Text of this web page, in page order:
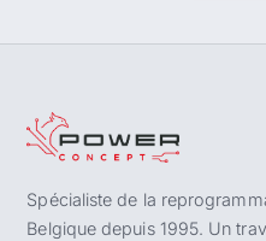
Spécialiste de la
Belgique depuis 1995. Un